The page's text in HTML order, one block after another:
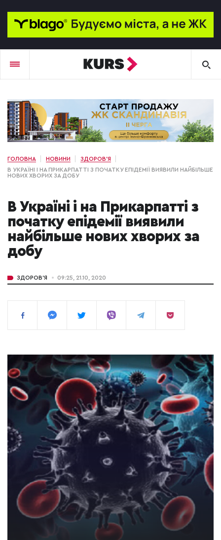
ГОЛОВНА НОВИНИ
ЗДОРОВ'Я
В УКРАЇНІ І НА ПРИКАРПАТТІ З ПОЧАТКУ ЕПІДЕМІЇ ВИЯВИЛИ НАЙБІЛЬШЕ
НОВИХ ХВОРИХ ЗА ДОБУ
В Україні і на Прикарпатті з
початку епідемії виявили
найбільше нових хворих за
добу
ЗДОРОВ'Я 09:25, 21.10, 2020